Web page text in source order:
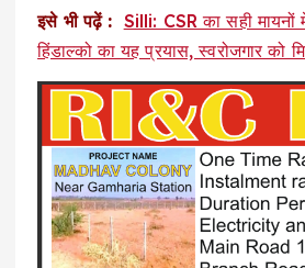
इसे भी पढ़ें : Silli: CSR का सही मायनों
हिंडाल्को का यह प्रयास, स्वरोजगार को